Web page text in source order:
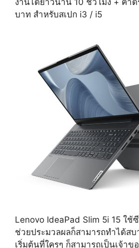
บาท สำหรับสเปก i3 / i5
Lenovo IdeaPad Slim 5i 15 ใช้
ช่วยประมวลผลก็สามารถทำได้สบ
เริ่มต้นที่ใครๆ ก็สามารถเป็นเจ้าข